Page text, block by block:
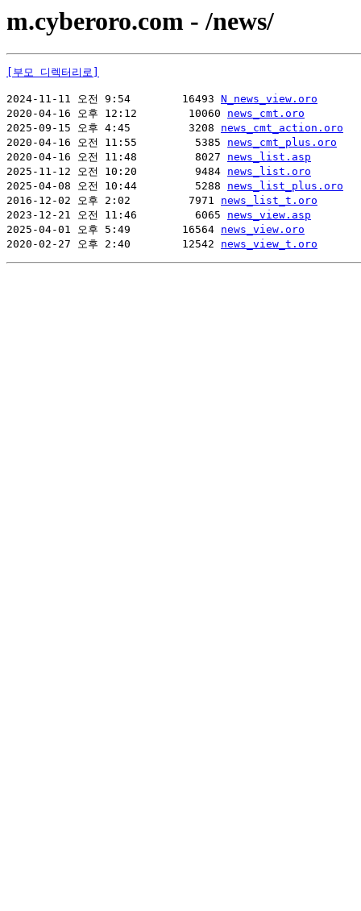
m.cyberoro.com - /news/
[부모 디렉터리로]
2024-11-11 오전 9:54        16493 N_news_view.oro
2020-04-16 오후 12:12        10060 news_cmt.oro
2025-09-15 오후 4:45         3208 news_cmt_action.oro
2020-04-16 오전 11:55         5385 news_cmt_plus.oro
2020-04-16 오전 11:48         8027 news_list.asp
2025-11-12 오전 10:20         9484 news_list.oro
2025-04-08 오전 10:44         5288 news_list_plus.oro
2016-12-02 오후 2:02         7971 news_list_t.oro
2023-12-21 오전 11:46         6065 news_view.asp
2025-04-01 오후 5:49        16564 news_view.oro
2020-02-27 오후 2:40        12542 news_view_t.oro